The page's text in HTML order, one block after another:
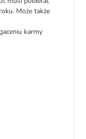
Może także
karmy